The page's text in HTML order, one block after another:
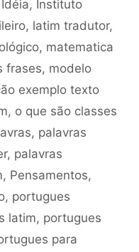
Idéia, Instituto
, latim tradutor,
, matematica
frases, modelo
exemplo texto
, o que são classes
, palavras
, palavras
, Pensamentos,
, portugues
latim, portugues
para